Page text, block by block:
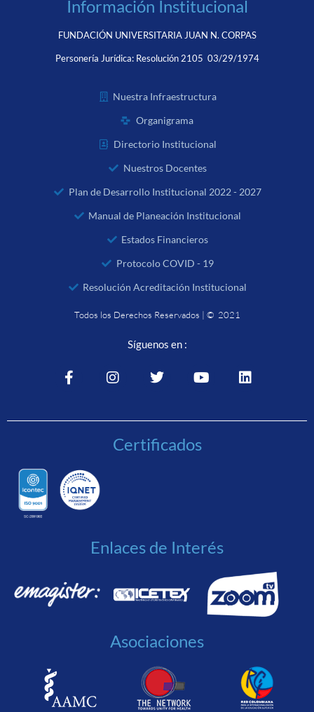
Información Institucional
FUNDACIÓN UNIVERSITARIA JUAN N. CORPAS
Personería Jurídica: Resolución 2105 03/29/1974
Nuestra Infraestructura
Organigrama
Directorio Institucional
Nuestros Docentes
Plan de Desarrollo Institucional 2022 - 2027
Manual de Planeación Institucional
Estados Financieros
Protocolo COVID - 19
Resolución Acreditación Institucional
Todos los Derechos Reservados | © 2021
Síguenos en :
Certificados
Enlaces de Interés
Asociaciones